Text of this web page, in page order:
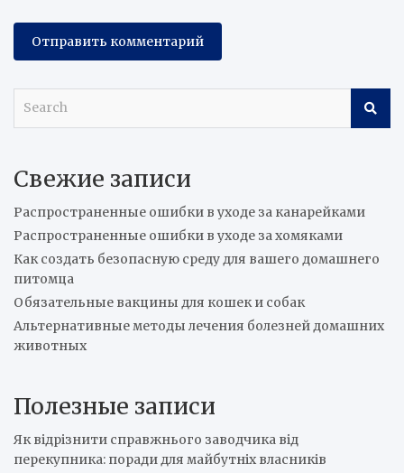
c
Свежие записи
Распространенные ошибки в уходе за канарейками
Распространенные ошибки в уходе за хомяками
Как создать безопасную среду для вашего домашнего
питомца
Обязательные вакцины для кошек и собак
Альтернативные методы лечения болезней домашних
животных
Полезные записи
Як відрізнити справжнього заводчика від
перекупника: поради для майбутніх власників